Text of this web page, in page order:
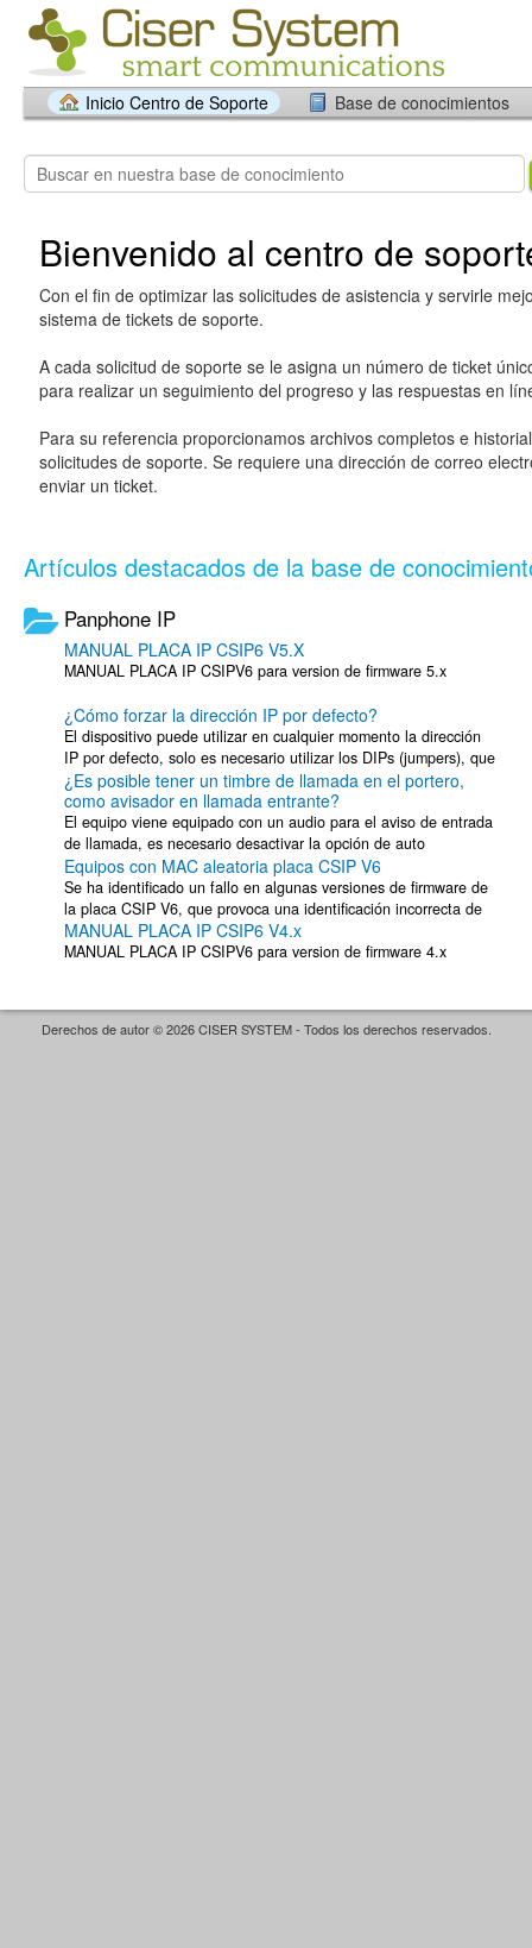
Inicio Centro de Soporte Base de conocimientos
Bienvenido al centro de
Con el fin de optimizar las solicitudes de asistencia y servirle
sistema de tickets de soporte.
A cada solicitud de soporte se le asigna un número de ticket
para realizar un seguimiento del progreso y las respuestas en
Para su referencia proporcionamos archivos completos e
solicitudes de soporte. Se requiere una dirección de correo
enviar un ticket.
Artículos destacados de la base de
Panphone IP
MANUAL PLACA IP CSIP6 V5.X
MANUAL PLACA IP CSIPV6 para version de firmware 5.x
¿Cómo forzar la dirección IP por defecto?
El dispositivo puede utilizar en cualquier momento la dirección
IP por defecto, solo es necesario utilizar los DIPs (jumpers), que
incluyen la placa ...
¿Es posible tener un timbre de llamada en el portero,
como avisador en llamada entrante?
El equipo viene equipado con un audio para el aviso de entrada
de llamada, es necesario desactivar la opción de auto
descolgado para poder escuchar ...
Equipos con MAC aleatoria placa CSIP V6
Se ha identificado un fallo en algunas versiones de firmware de
la placa CSIP V6, que provoca una identificación incorrecta de
la dirección MAC del ...
MANUAL PLACA IP CSIP6 V4.x
MANUAL PLACA IP CSIPV6 para version de firmware 4.x
Derechos de autor © 2026 CISER SYSTEM - Todos los derechos reservados.